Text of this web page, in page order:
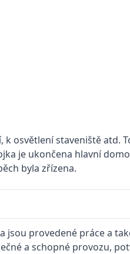
osvětlení staveniště atd.
je ukončena hlavní
byla zřízena.
jsou provedené práce a
a schopné provozu,